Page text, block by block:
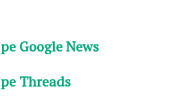
Google News
Threads